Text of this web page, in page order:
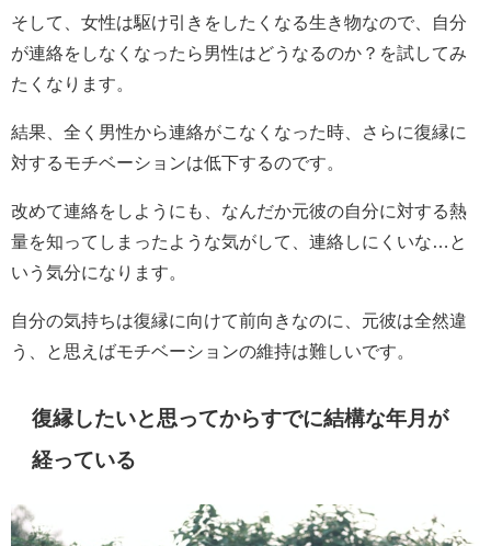
そして、女性は駆け引きをしたくなる生き物なので、自分
が連絡をしなくなったら男性はどうなるのか？を試してみ
たくなります。
結果、全く男性から連絡がこなくなった時、さらに復縁に
対するモチベーションは低下するのです。
改めて連絡をしようにも、なんだか元彼の自分に対する熱
量を知ってしまったような気がして、連絡しにくいな…と
いう気分になります。
自分の気持ちは復縁に向けて前向きなのに、元彼は全然違
う、と思えばモチベーションの維持は難しいです。
復縁したいと思ってからすでに結構な年月が
経っている